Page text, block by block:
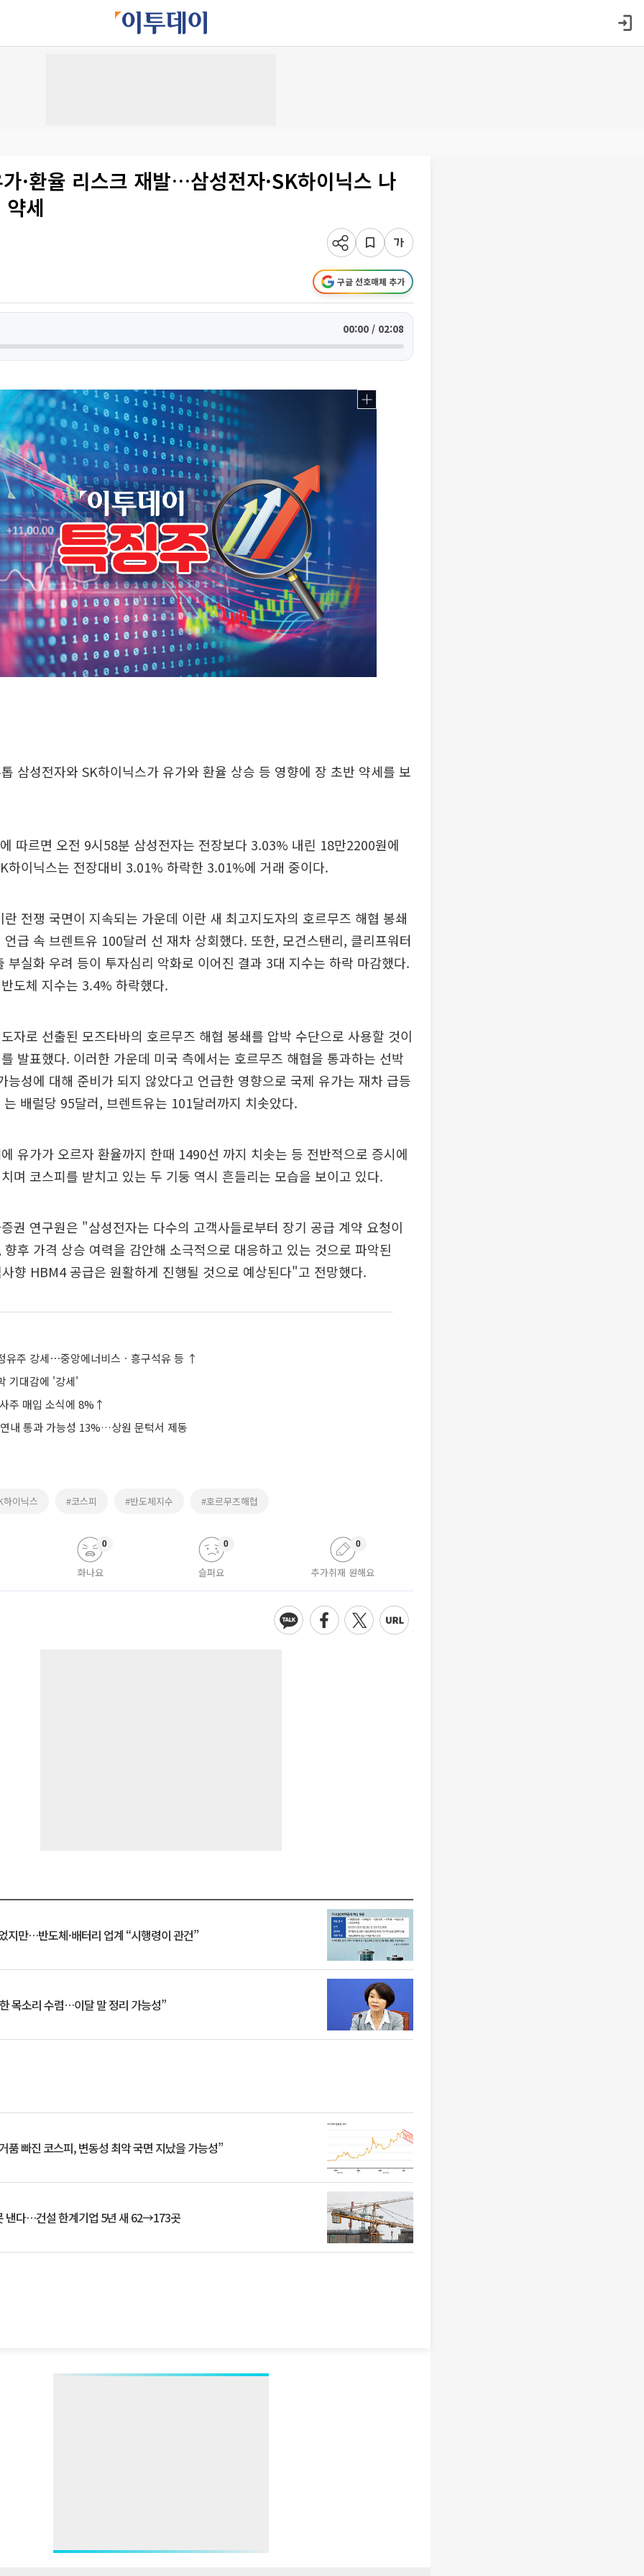
·환율 리스크 재발…삼성전자·SK하이닉스 나
세
구글 선호매체 추가
00:00 / 02:08
삼성전자와 SK하이닉스가 유가와 환율 상승 등 영향에 장 초반 약세를 보
따르면 오전 9시58분 삼성전자는 전장보다 3.03% 내린 18만2200원에
하이닉스는 전장대비 3.01% 하락한 3.01%에 거래 중이다.
전쟁 국면이 지속되는 가운데 이란 새 최고지도자의 호르무즈 해협 봉쇄
급 속 브렌트유 100달러 선 재차 상회했다. 또한, 모건스탠리, 클리프워터
부실화 우려 등이 투자심리 악화로 이어진 결과 3대 지수는 하락 마감했다.
도체 지수는 3.4% 하락했다.
자로 선출된 모즈타바의 호르무즈 해협 봉쇄를 압박 수단으로 사용할 것이
발표했다. 이러한 가운데 미국 측에서는 호르무즈 해협을 통과하는 선박
능성에 대해 준비가 되지 않았다고 언급한 영향으로 국제 유가는 재차 급등
배럴당 95달러, 브렌트유는 101달러까지 치솟았다.
유가가 오르자 환율까지 한때 1490선 까지 치솟는 등 전반적으로 증시에
며 코스피를 받치고 있는 두 기둥 역시 흔들리는 모습을 보이고 있다.
권 연구원은 "삼성전자는 다수의 고객사들로부터 장기 공급 계약 요청이
후 가격 상승 여력을 감안해 소극적으로 대응하고 있는 것으로 파악된
향 HBM4 공급은 원활하게 진행될 것으로 예상된다"고 전망했다.
유주 강세⋯중앙에너비스ㆍ흥구석유 등 ↑
기대감에 '강세'
주 매입 소식에 8%↑
내 통과 가능성 13%…상원 문턱서 제동
하이닉스 #코스피 #반도체지수 #호르무즈해협
화나요
0
슬퍼요
0
추가취재 원해요
0
지만…반도체·배터리 업계 “시행령이 관건”
목소리 수렴…이달 말 정리 가능성”
품 빠진 코스피, 변동성 최악 국면 지났을 가능성”
낸다…건설 한계기업 5년 새 62→173곳